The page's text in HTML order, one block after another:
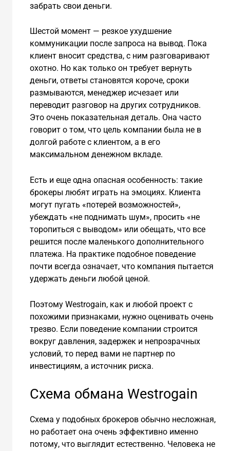
забрать свои деньги.
Шестой момент — резкое ухудшение
коммуникации после запроса на вывод. Пока
клиент вносит средства, с ним разговаривают
охотно. Но как только он требует вернуть
деньги, ответы становятся короче, сроки
размываются, менеджер исчезает или
переводит разговор на других сотрудников.
Это очень показательная деталь. Она часто
говорит о том, что цель компании была не в
долгой работе с клиентом, а в его
максимальном денежном вкладе.
Есть и еще одна опасная особенность: такие
брокеры любят играть на эмоциях. Клиента
могут пугать «потерей возможностей»,
убеждать «не поднимать шум», просить «не
торопиться с выводом» или обещать, что все
решится после маленького дополнительного
платежа. На практике подобное поведение
почти всегда означает, что компания пытается
удержать деньги любой ценой.
Поэтому Westrogain, как и любой проект с
похожими признаками, нужно оценивать очень
трезво. Если поведение компании строится
вокруг давления, задержек и непрозрачных
условий, то перед вами не партнер по
инвестициям, а источник риска.
Схема обмана Westrogain
Схема у подобных брокеров обычно несложная,
но работает она очень эффективно именно
потому, что выглядит естественно. Человека не